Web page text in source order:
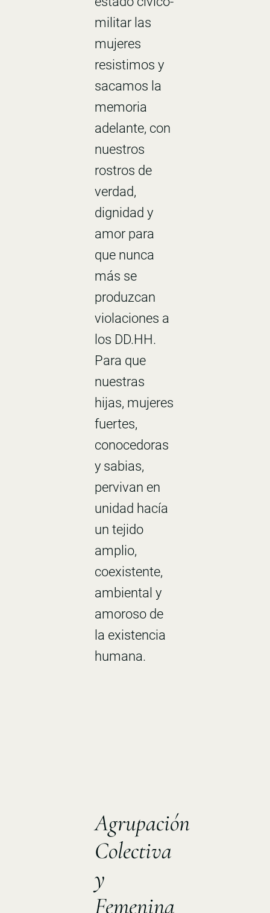
militar las
mujeres
resistimos y
sacamos la
memoria
adelante, con
nuestros
rostros de
verdad,
dignidad y
amor para
que nunca
más se
produzcan
violaciones a
los DD.HH.
Para que
nuestras
hijas, mujeres
fuertes,
conocedoras
y sabias,
pervivan en
unidad hacía
un tejido
amplio,
coexistente,
ambiental y
amoroso de
la existencia
humana.
Agrupación
Colectiva
y
Femenina